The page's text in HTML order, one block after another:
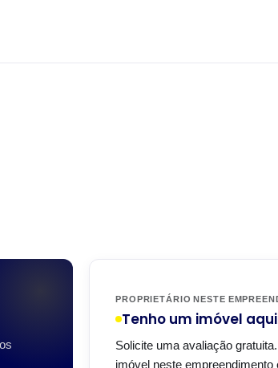
PROPRIETÁRIO NESTE
Tenho um imóvel aqui
Solicite uma avaliação
imóvel neste